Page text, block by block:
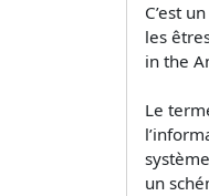
C’est
les
in the
Le
un